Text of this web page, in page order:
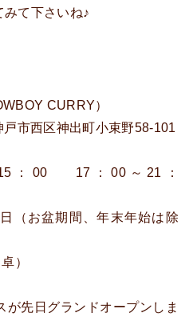
て下さいね♪
CURRY）
市西区神出町小束野58-101
：00 17：00～21：
（お盆期間、年末年始は除
）
が先日グランドオープンしま